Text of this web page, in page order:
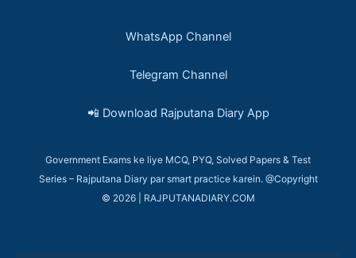
WhatsApp Channel
Telegram Channel
📲 Download Rajputana Diary App
Government Exams ke liye MCQ, PYQ, Solved Papers & Test
Series – Rajputana Diary par smart practice karein. @Copyright
© 2026 | RAJPUTANADIARY.COM